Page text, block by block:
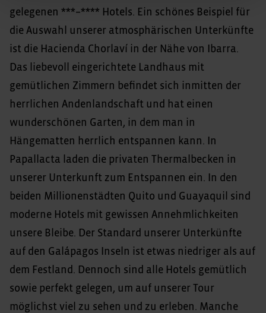
gelegenen ***–**** Hotels. Ein schönes Beispiel für
die Auswahl unserer atmosphärischen Unterkünfte
ist die Hacienda Chorlaví in der Nähe von Ibarra.
Das liebevoll eingerichtete Landhaus mit
gemütlichen Zimmern befindet sich inmitten der
herrlichen Andenlandschaft und hat einen
wunderschönen Garten, in dem man in
Hängematten herrlich entspannen kann. In
Papallacta laden die privaten Thermalbecken in
unserer Unterkunft zum Entspannen ein. In den
beiden Millionenstädten Quito und Guayaquil sind
moderne Hotels mit gewissen Annehmlichkeiten
unsere Bleibe. Der Standard unserer Unterkünfte
auf den Galápagos Inseln ist etwas niedriger als auf
dem Festland. Dennoch sind alle Hotels gemütlich
sowie perfekt gelegen, um auf unserer Tour
möglichst viel zu sehen und zu erleben. Manche